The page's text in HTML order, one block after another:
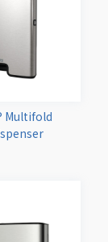
Multifold